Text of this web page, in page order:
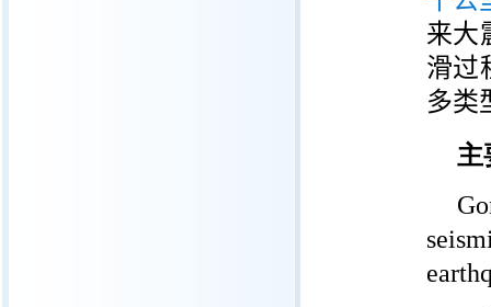
来大
滑过
多类
主